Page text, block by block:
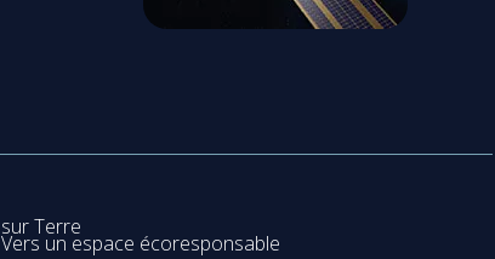
sur Terre
Vers un espace écoresponsable